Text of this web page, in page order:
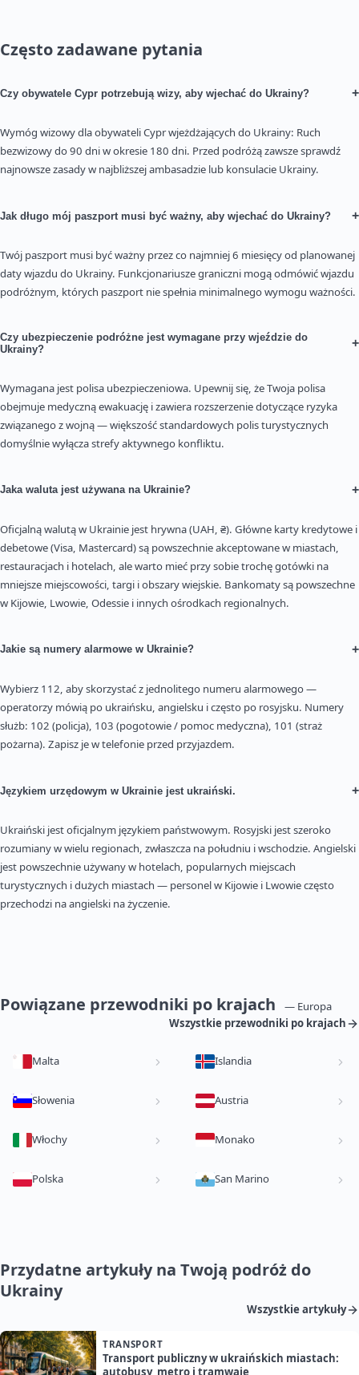
Często zadawane pytania
Czy obywatele Cypr potrzebują wizy, aby wjechać do Ukrainy? +
Wymóg wizowy dla obywateli Cypr wjeżdżających do Ukrainy: Ruch
bezwizowy do 90 dni w okresie 180 dni. Przed podróżą zawsze sprawdź
najnowsze zasady w najbliższej ambasadzie lub konsulacie Ukrainy.
Jak długo mój paszport musi być ważny, aby wjechać do Ukrainy? +
Twój paszport musi być ważny przez co najmniej 6 miesięcy od planowanej
daty wjazdu do Ukrainy. Funkcjonariusze graniczni mogą odmówić wjazdu
podróżnym, których paszport nie spełnia minimalnego wymogu ważności.
Czy ubezpieczenie podróżne jest wymagane przy wjeździe do
Ukrainy?
+
Wymagana jest polisa ubezpieczeniowa. Upewnij się, że Twoja polisa
obejmuje medyczną ewakuację i zawiera rozszerzenie dotyczące ryzyka
związanego z wojną — większość standardowych polis turystycznych
domyślnie wyłącza strefy aktywnego konfliktu.
Jaka waluta jest używana na Ukrainie? +
Oficjalną walutą w Ukrainie jest hrywna (UAH, ₴). Główne karty kredytowe i
debetowe (Visa, Mastercard) są powszechnie akceptowane w miastach,
restauracjach i hotelach, ale warto mieć przy sobie trochę gotówki na
mniejsze miejscowości, targi i obszary wiejskie. Bankomaty są powszechne
w Kijowie, Lwowie, Odessie i innych ośrodkach regionalnych.
Jakie są numery alarmowe w Ukrainie? +
Wybierz 112, aby skorzystać z jednolitego numeru alarmowego —
operatorzy mówią po ukraińsku, angielsku i często po rosyjsku. Numery
służb: 102 (policja), 103 (pogotowie / pomoc medyczna), 101 (straż
pożarna). Zapisz je w telefonie przed przyjazdem.
Językiem urzędowym w Ukrainie jest ukraiński. +
Ukraiński jest oficjalnym językiem państwowym. Rosyjski jest szeroko
rozumiany w wielu regionach, zwłaszcza na południu i wschodzie. Angielski
jest powszechnie używany w hotelach, popularnych miejscach
turystycznych i dużych miastach — personel w Kijowie i Lwowie często
przechodzi na angielski na życzenie.
Powiązane przewodniki po krajach
— Europa
Wszystkie przewodniki po krajach
Malta Islandia
Słowenia Austria
Włochy Monako
Polska San Marino
Przydatne artykuły na Twoją podróż do
Ukrainy
Wszystkie artykuły
TRANSPORT
Transport publiczny w ukraińskich miastach:
autobusy, metro i tramwaje